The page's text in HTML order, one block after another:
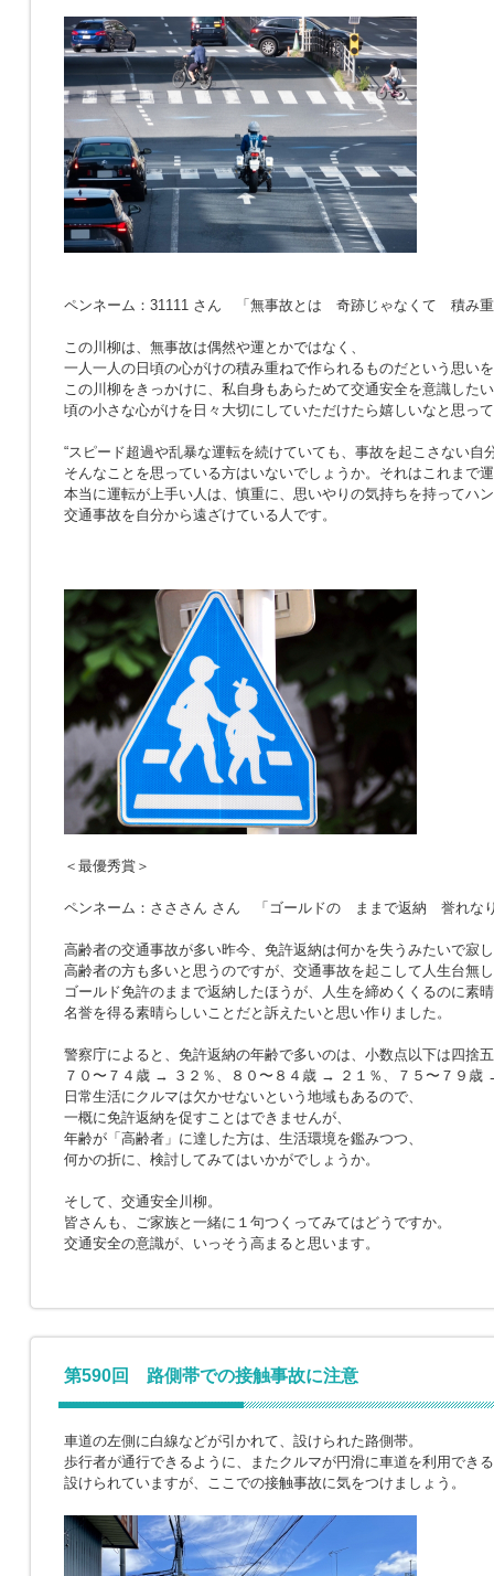
ペンネーム：31111 さん 「無事故とは 奇跡じゃなくて 積み
この川柳は、無事故は偶然や運とかではなく、
一人一人の日頃の心がけの積み重ねで作られるものだという思い
この川柳をきっかけに、私自身もあらためて交通安全を意識した
頃の小さな心がけを日々大切にしていただけたら嬉しいなと思っ
“スピード超過や乱暴な運転を続けていても、事故を起こさない自
そんなことを思っている方はいないでしょうか。それはこれまで
本当に運転が上手い人は、慎重に、思いやりの気持ちを持ってハ
交通事故を自分から遠ざけている人です。
＜最優秀賞＞
ペンネーム：さささん さん 「ゴールドの ままで返納 誉れな
高齢者の交通事故が多い昨今、免許返納は何かを失うみたいで寂
高齢者の方も多いと思うのですが、交通事故を起こして人生台無
ゴールド免許のままで返納したほうが、人生を締めくくるのに素
名誉を得る素晴らしいことだと訴えたいと思い作りました。
警察庁によると、免許返納の年齢で多いのは、小数点以下は四捨
７０〜７４歳 → ３２％、８０〜８４歳 → ２１％、７５〜７９歳
日常生活にクルマは欠かせないという地域もあるので、
一概に免許返納を促すことはできませんが、
年齢が「高齢者」に達した方は、生活環境を鑑みつつ、
何かの折に、検討してみてはいかがでしょうか。
そして、交通安全川柳。
皆さんも、ご家族と一緒に１句つくってみてはどうですか。
交通安全の意識が、いっそう高まると思います。
第590回 路側帯での接触事故に注意
車道の左側に白線などが引かれて、設けられた路側帯。
歩行者が通行できるように、またクルマが円滑に車道を利用でき
設けられていますが、ここでの接触事故に気をつけましょう。